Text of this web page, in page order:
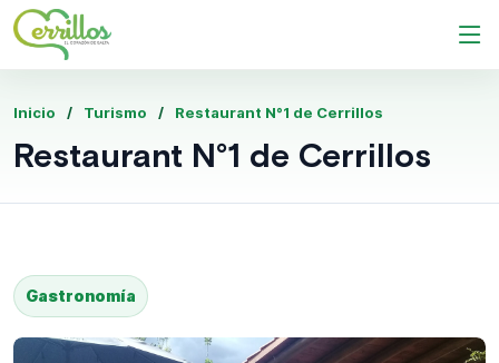
Inicio Turismo Restaurant N°1 de Cerrillos
Restaurant N°1 de Cerrillos
Gastronomía